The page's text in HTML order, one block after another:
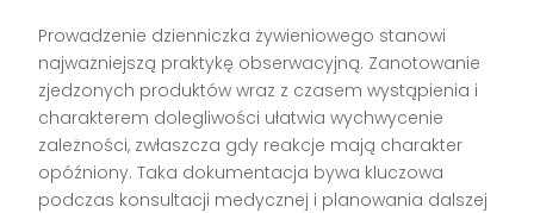
Prowadzenie dzienniczka żywieniowego stanowi
najważniejszą praktykę obserwacyjną. Zanotowanie
zjedzonych produktów wraz z czasem wystąpienia i
charakterem dolegliwości ułatwia wychwycenie
zależności, zwłaszcza gdy reakcje mają charakter
opóźniony. Taka dokumentacja bywa kluczowa
podczas konsultacji medycznej i planowania dalszej